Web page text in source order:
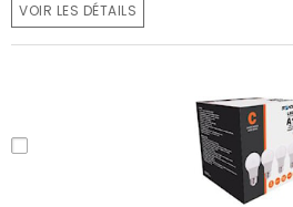
VOIR LES DÉTAILS